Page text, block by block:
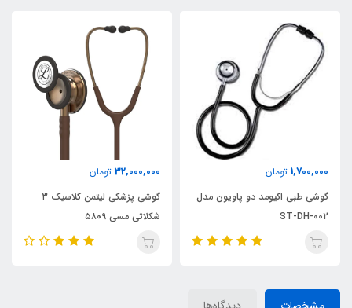
1,700,000 تومان
گوشی طبی اکیومد دو پاویون مدل
ST-DH-002
32,000,000 تومان
گوشی پزشکی لیتمن کلاسیک ۳
شکلاتی مسی ۵۸۰۹